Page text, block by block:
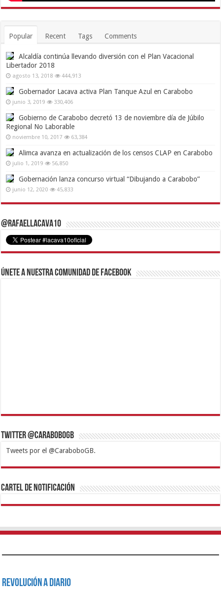
Popular Recent Tags Comments
Alcaldía continúa llevando diversión con el Plan Vacacional
Libertador 2018
agosto 13, 2018 444,913
Gobernador Lacava activa Plan Tanque Azul en Carabobo
junio 3, 2019 330,406
Gobierno de Carabobo decretó 13 de noviembre día de Júbilo
Regional No Laborable
noviembre 10, 2017 63,384
Alimca avanza en actualización de los censos CLAP en Carabobo
julio 1, 2019 56,850
Gobernación lanza concurso virtual “Dibujando a Carabobo”
junio 12, 2020 45,833
@RafaelLacava10
Únete a nuestra comunidad de Facebook
Twitter @CaraboboGB
Tweets por el @CaraboboGB.
1xbetBetturkeyBetistKralbetSupertotobetTipobetMatadorbetMariobet
https://mvbcasino.com/
Cartel de Notificación
Revolución a Diario